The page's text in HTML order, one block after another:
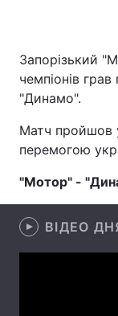
Головна
Економіка
Спорт
Техно і зв'язок
Зброя
Запорізький
чемпіонів
"Динамо".
Матч пройшов
перемогою
"Мотор" -
ВІДЕО